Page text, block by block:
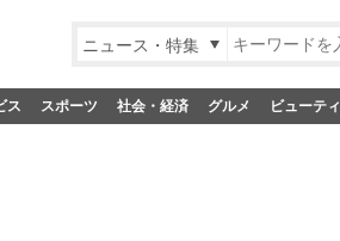
ニュース・特集
ス スポーツ 社会・経済 グルメ ビューティ